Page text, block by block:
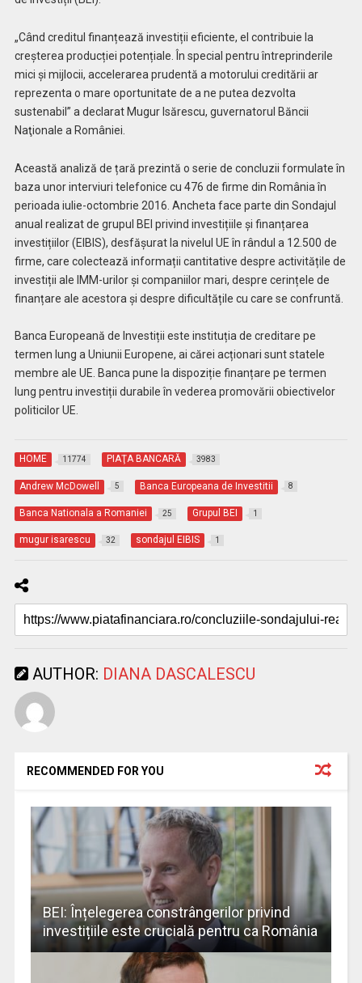
„Când creditul finanțează investiții eficiente, el contribuie la
creșterea producției potențiale. În special pentru întreprinderile
mici și mijlocii, accelerarea prudentă a motorului creditării ar
reprezenta o mare oportunitate de a ne putea dezvolta
sustenabil” a declarat Mugur Isărescu, guvernatorul Băncii
Naţionale a României.
Această analiză de țară prezintă o serie de concluzii formulate în
baza unor interviuri telefonice cu 476 de firme din România în
perioada iulie-octombrie 2016. Ancheta face parte din Sondajul
anual realizat de grupul BEI privind investițiile și finanțarea
investițiilor (EIBIS), desfășurat la nivelul UE în rândul a 12.500 de
firme, care colectează informații cantitative despre activitățile de
investiții ale IMM-urilor și companiilor mari, despre cerințele de
finanțare ale acestora și despre dificultățile cu care se confruntă.
Banca Europeană de Investiții este instituția de creditare pe
termen lung a Uniunii Europene, ai cărei acționari sunt statele
membre ale UE. Banca pune la dispoziție finanțare pe termen
lung pentru investiții durabile în vederea promovării obiectivelor
politicilor UE.
HOME 11774 PIAŢA BANCARĂ 3983
Andrew McDowell 5 Banca Europeana de Investitii 8
Banca Nationala a Romaniei 25 Grupul BEI 1
mugur isarescu 32 sondajul EIBIS 1
AUTHOR: DIANA DASCALESCU
RECOMMENDED FOR YOU
BEI: Înțelegerea constrângerilor privind
investițiile este crucială pentru ca România